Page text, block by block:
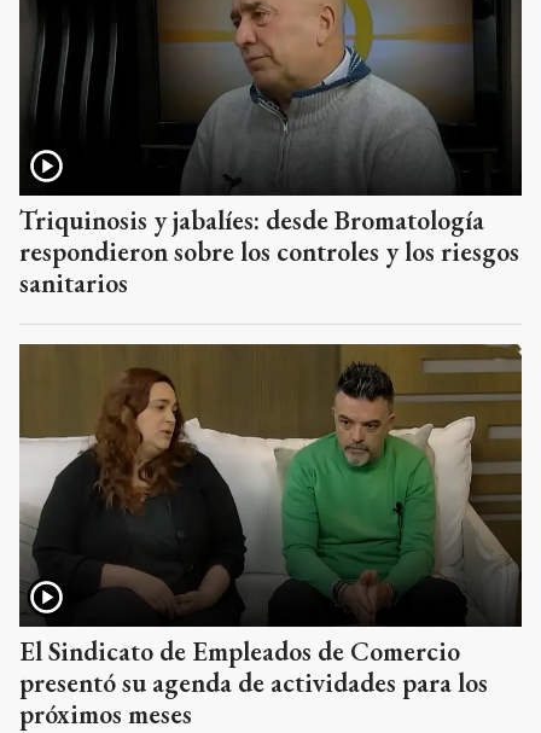
Triquinosis y jabalíes: desde Bromatología
respondieron sobre los controles y los riesgos
sanitarios
El Sindicato de Empleados de Comercio
presentó su agenda de actividades para los
próximos meses